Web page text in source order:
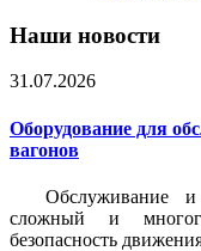
Наши новости
31.07.2026
Оборудование для
вагонов
Обслуживание
сложный и
безопасность